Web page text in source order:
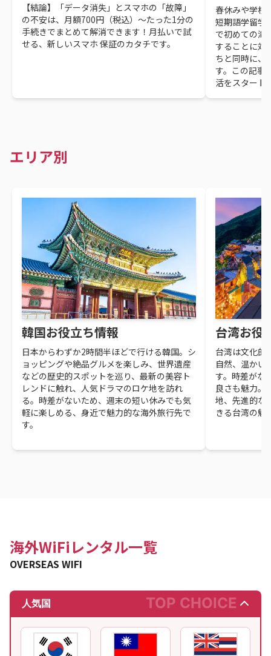
【結論】「データ消失」とスマホの「故障」
の不安は、月額700円（税込）～たった1分の
手続きでまとめて解消できます！月払いで試
せる、新しいスマホ 保証のカタチです。
春休みや学校
短期語学留学
で初めての海
することに対
ちと同時に、
す。この記事
活をスタート
エリア別
韓国お役立ち情報
日本からわずか2時間半ほどで行ける韓国。シ
ョッピングや絶品グルメを楽しみ、世界遺産
などの歴史的スポットを巡り、最新の美容ト
レンドに触れ、人気ドラマのロケ地を訪れ
る。時差がないため、週末の短い休みでも気
軽に楽しめる、身近で魅力的な海外旅行先で
す。
台湾お役
台湾は文化的
自然、温かい
す。時差がな
良さも魅力。
地、先進的な
きる台湾の魅
海外WiFiレンタル一覧
OVERSEAS WIFI
人気国 TOP CHOICE